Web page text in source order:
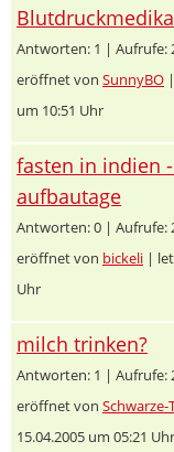
Antworten: 1 | Aufrufe:
eröffnet von SunnyBO
um 10:51 Uhr
fasten in indien
aufbautage
Antworten: 0 | Aufrufe:
eröffnet von bickeli |
Uhr
milch trinken?
Antworten: 1 | Aufrufe:
eröffnet von Schwarze-
15.04.2005 um 05:21 Uhr